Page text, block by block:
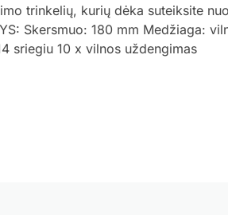
trinkelių, kurių dėka suteiksite
Skersmuo: 180 mm Medžiaga:
sriegiu 10 x vilnos uždengimas